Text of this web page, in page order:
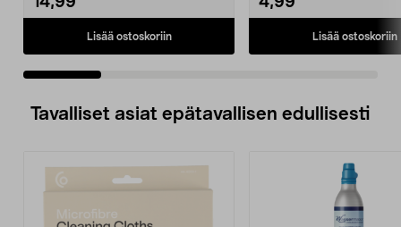
Lisää ostoskoriin Lisää ostoskoriin
Tavalliset asiat epätavallisen edullisesti